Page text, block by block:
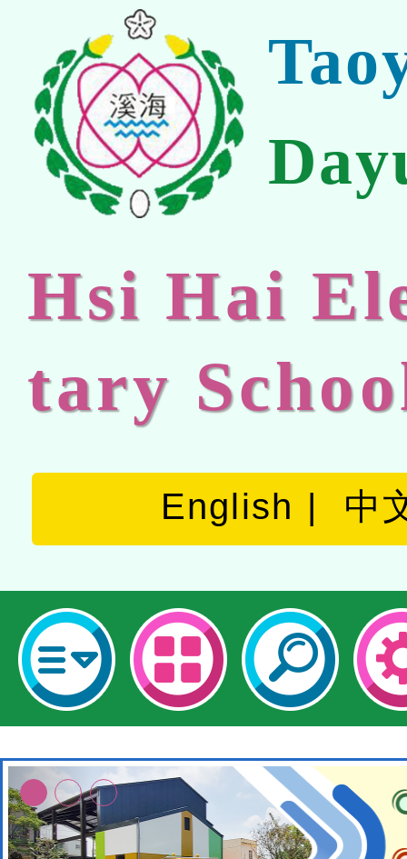
Hsi Hai
tary
English 中